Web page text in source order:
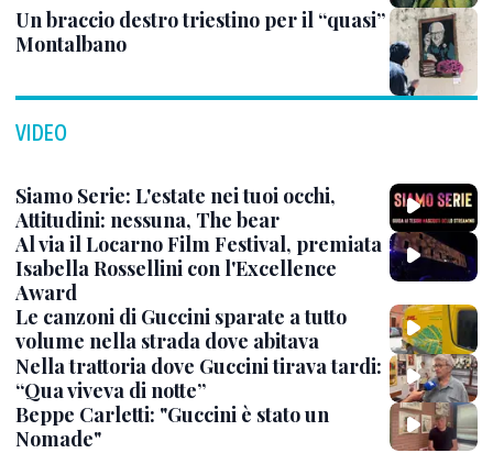
Un braccio destro triestino per il “quasi”
Montalbano
VIDEO
Siamo Serie: L'estate nei tuoi occhi,
Attitudini: nessuna, The bear
Al via il Locarno Film Festival, premiata
Isabella Rossellini con l'Excellence
Award
Le canzoni di Guccini sparate a tutto
volume nella strada dove abitava
Nella trattoria dove Guccini tirava tardi:
“Qua viveva di notte”
Beppe Carletti: "Guccini è stato un
Nomade"